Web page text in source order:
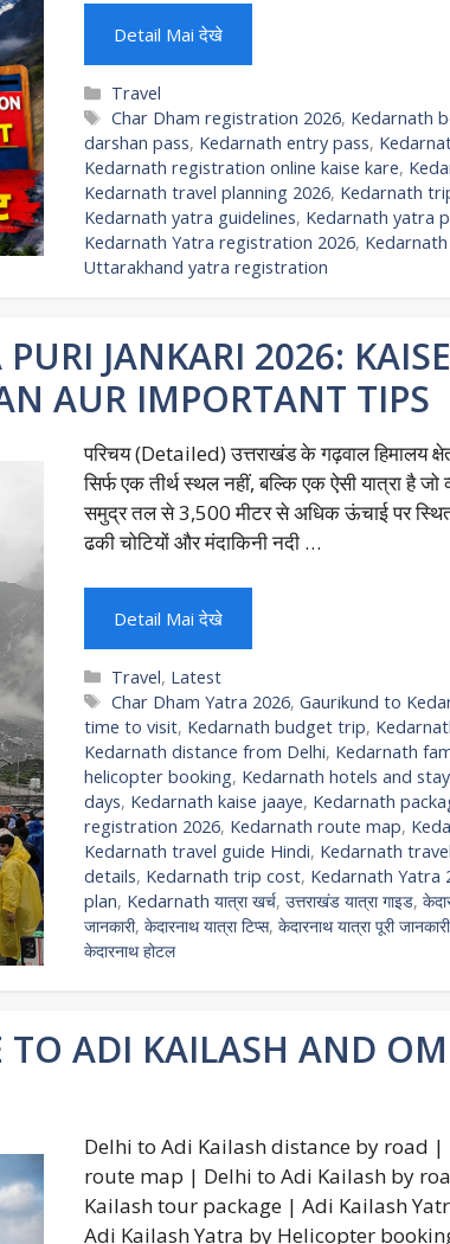
Detail Mai देखे
Categories
Travel
Tags
Char Dham registration 2026, Kedarnath
darshan pass, Kedarnath entry pass,
Kedarnath registration online kaise kare,
Kedarnath travel planning 2026, Kedarnath
Kedarnath yatra guidelines, Kedarnath yatra
Kedarnath Yatra registration 2026,
Uttarakhand yatra registration
JANKARI 2026:
AUR IMPORTANT TIPS
परिचय (Detailed) उत्तराखंड के गढ़वाल हिमालय
सिर्फ एक तीर्थ स्थल नहीं, बल्कि एक ऐसी यात्रा है
समुद्र तल से 3,500 मीटर से अधिक ऊंचाई पर स्थित
ढकी चोटियों और मंदाकिनी नदी …
Detail Mai देखे
Categories
Travel, Latest
Tags
Char Dham Yatra 2026,Gaurikund to
time to visit, Kedarnath budget trip,
Kedarnath distance from Delhi, Kedarnath
helicopter booking, Kedarnath hotels and stay
days, Kedarnath kaise jaaye, Kedarnath
registration 2026, Kedarnath route map,
Kedarnath travel guide Hindi, Kedarnath
details, Kedarnath trip cost, Kedarnath Yatra
plan, Kedarnath यात्रा खर्च, उत्तराखंड यात्रा गाइड,
जानकारी, केदारनाथ यात्रा टिप्स, केदारनाथ यात्रा पूरी
केदारनाथ होटल
TO ADI KAILASH AND
Delhi to Adi Kailash distance by road
route map | Delhi to Adi Kailash by
Kailash tour package | Adi Kailash
Adi Kailash Yatra by Helicopter